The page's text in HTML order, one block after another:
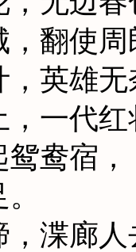
翻使
英雄
一代
鸯宿，
渫廊